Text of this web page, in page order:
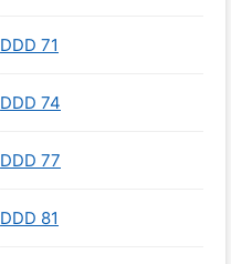
DDD 71
DDD 74
DDD 77
DDD 81